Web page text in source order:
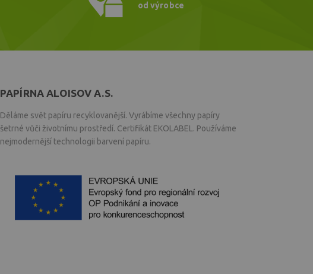
od výrobce
PAPÍRNA ALOISOV A.S.
Děláme svět papíru recyklovanější. Vyrábíme všechny papíry
šetrné vůči životnímu prostředí. Certifikát EKOLABEL. Používáme
nejmodernější technologii barvení papíru.